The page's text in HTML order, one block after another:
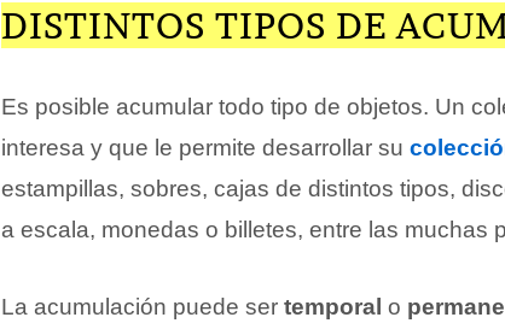
DISTINTOS TIPOS DE
Es posible acumular todo tipo de objetos. Un
interesa y que le permite desarrollar su
estampillas, sobres, cajas de distintos tipos,
a escala, monedas o billetes, entre las muchas
La acumulación puede ser temporal o